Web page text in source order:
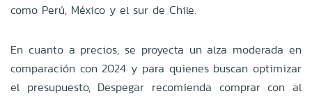
como Perú, México y el sur de Chile.
En cuanto a precios, se proyecta un alza moderada en
comparación con 2024 y para quienes buscan optimizar
el presupuesto, Despegar recomienda comprar con al